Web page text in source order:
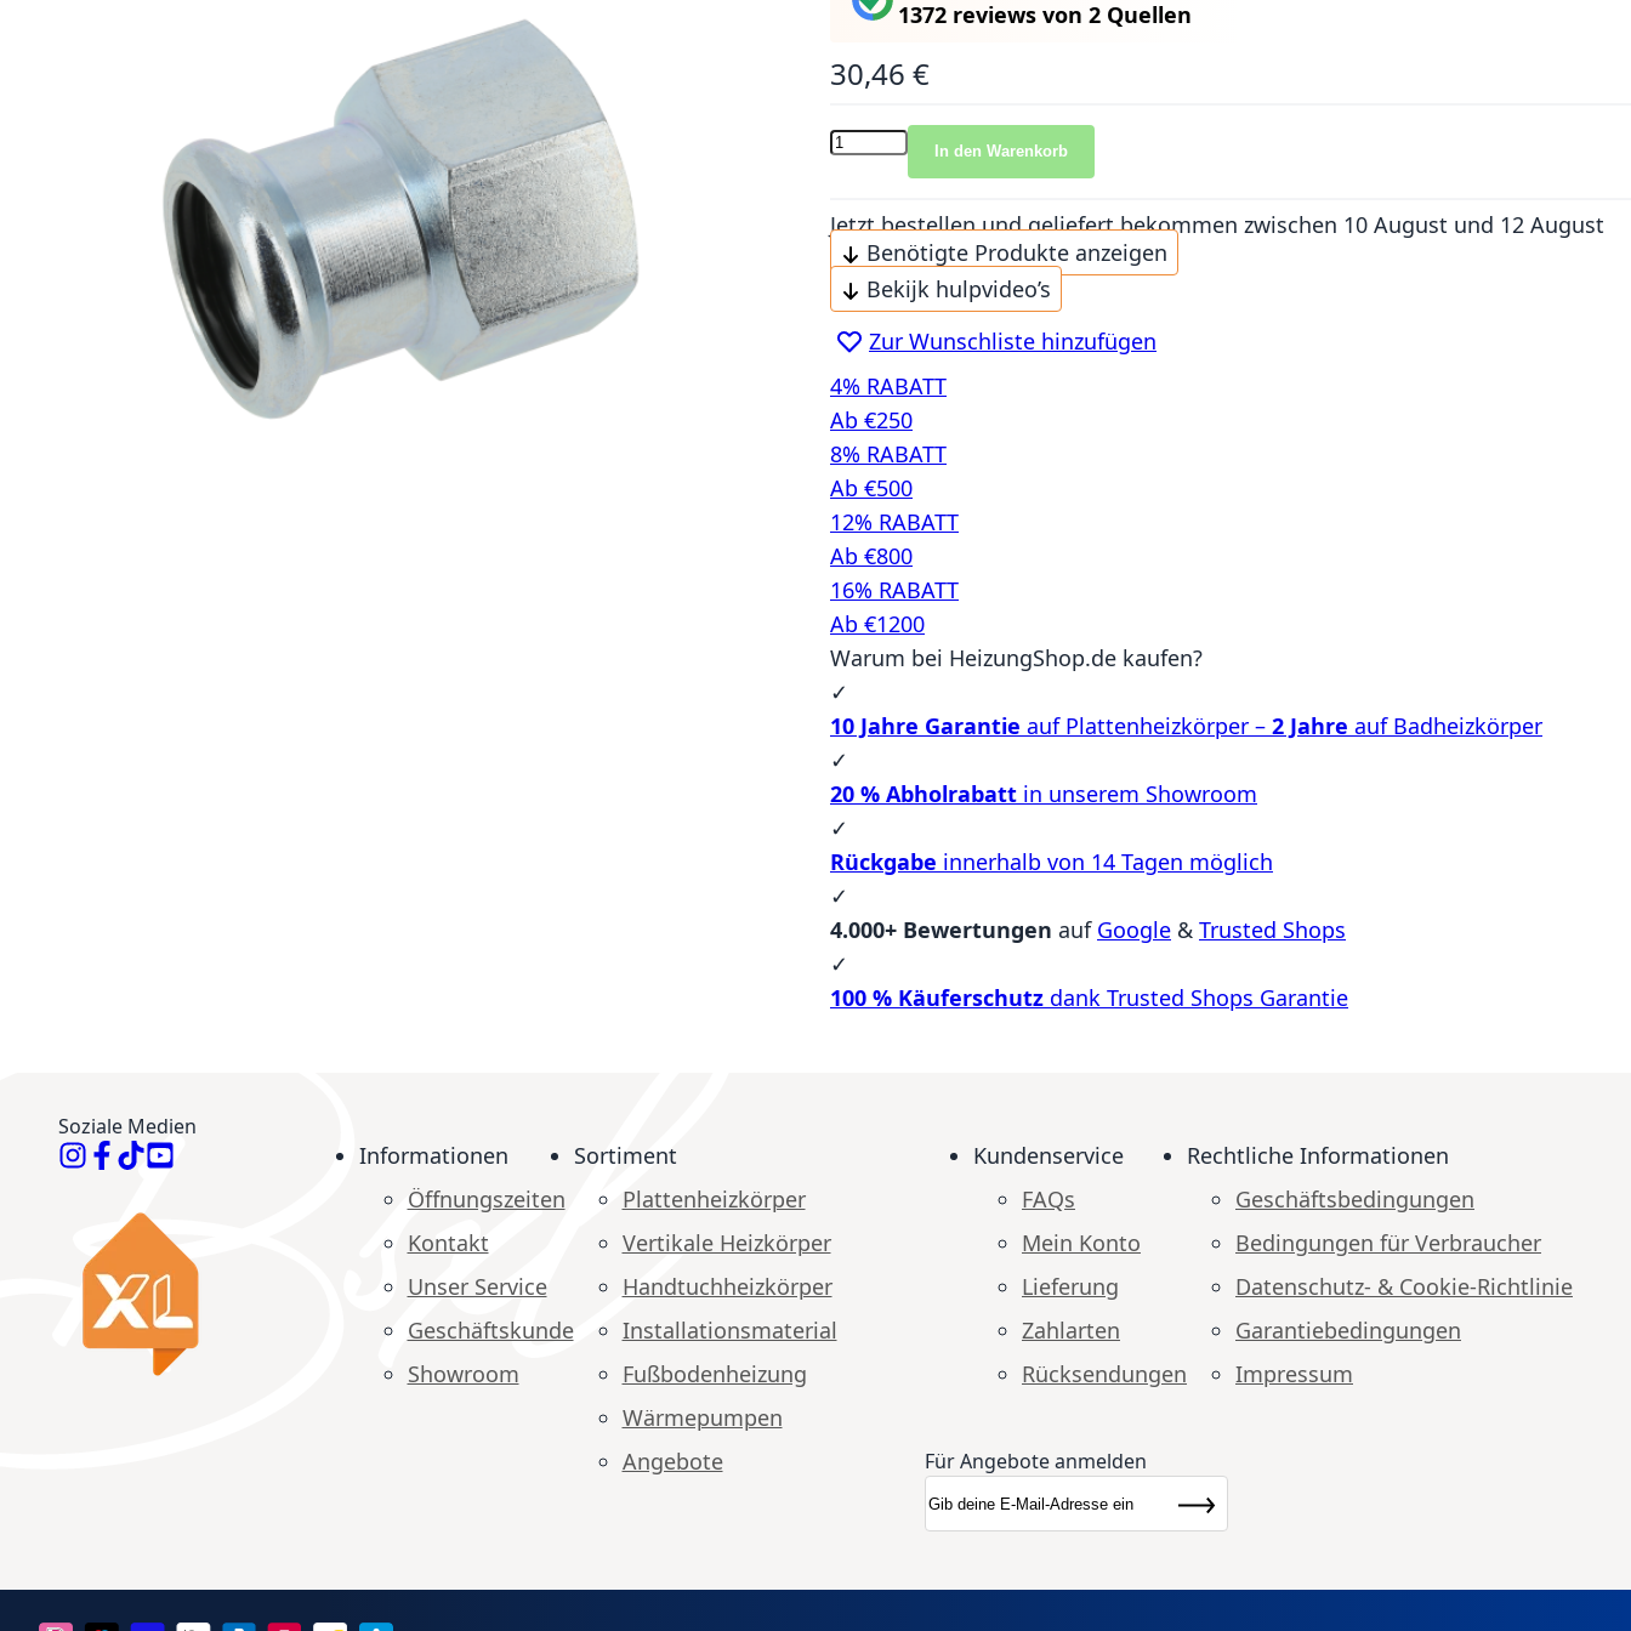
1372 reviews von 2 Quellen
30,46 €
In den Warenkorb
Jetzt bestellen und geliefert bekommen zwischen 10 August und 12 August
Benötigte Produkte anzeigen
Bekijk hulpvideo’s
Zur Wunschliste hinzufügen
4% RABATT
Ab €250
8% RABATT
Ab €500
12% RABATT
Ab €800
16% RABATT
Ab €1200
Warum bei HeizungShop.de kaufen?
✓
10 Jahre Garantie auf Plattenheizkörper – 2 Jahre auf Badheizkörper
✓
20 % Abholrabatt in unserem Showroom
✓
Rückgabe innerhalb von 14 Tagen möglich
✓
4.000+ Bewertungen auf Google & Trusted Shops
✓
100 % Käuferschutz dank Trusted Shops Garantie
Soziale Medien
Informationen
Öffnungszeiten
Kontakt
Unser Service
Geschäftskunde
Showroom
Sortiment
Plattenheizkörper
Vertikale Heizkörper
Handtuchheizkörper
Installationsmaterial
Fußbodenheizung
Wärmepumpen
Angebote
Kundenservice
FAQs
Mein Konto
Lieferung
Zahlarten
Rücksendungen
Rechtliche Informationen
Geschäftsbedingungen
Bedingungen für Verbraucher
Datenschutz- & Cookie-Richtlinie
Garantiebedingungen
Impressum
Für Angebote anmelden
Newsletter
Abonnieren